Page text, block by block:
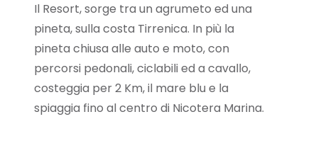
Il Resort, sorge tra un agrumeto ed una
pineta, sulla costa Tirrenica. In più la
pineta chiusa alle auto e moto, con
percorsi pedonali, ciclabili ed a cavallo,
costeggia per 2 Km, il mare blu e la
spiaggia fino al centro di Nicotera Marina.